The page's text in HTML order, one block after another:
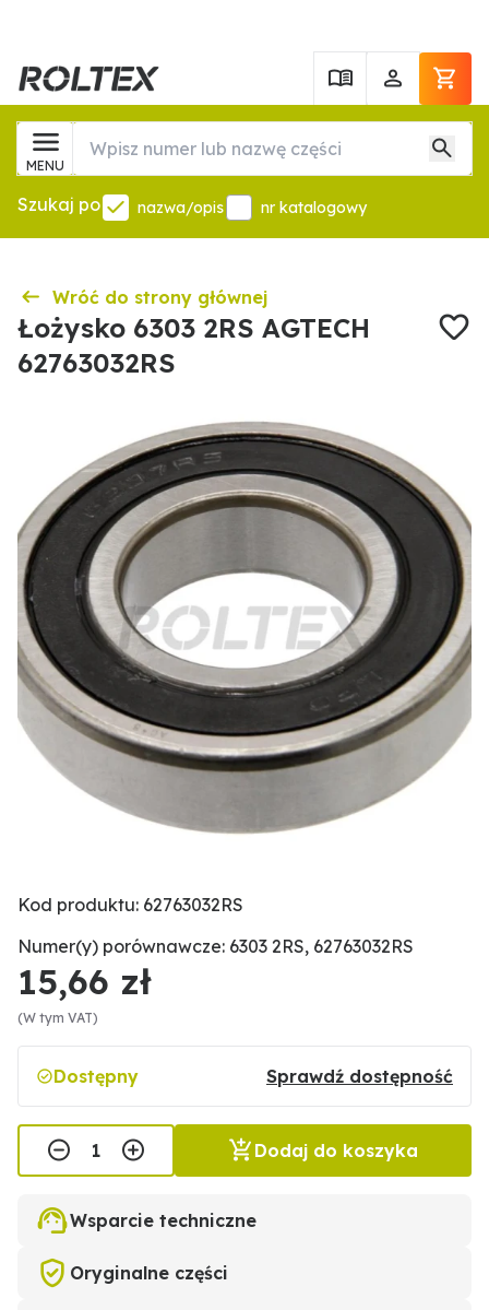
MENU
Szukaj po nazwa/opis nr katalogowy
Wróć do strony głównej
Łożysko 6303 2RS AGTECH
62763032RS
Kod produktu: 62763032RS
Numer(y) porównawcze: 6303 2RS, 62763032RS
15,66 zł
(W tym VAT)
Dostępny Sprawdź dostępność
Dodaj do koszyka
Wsparcie techniczne
Oryginalne części